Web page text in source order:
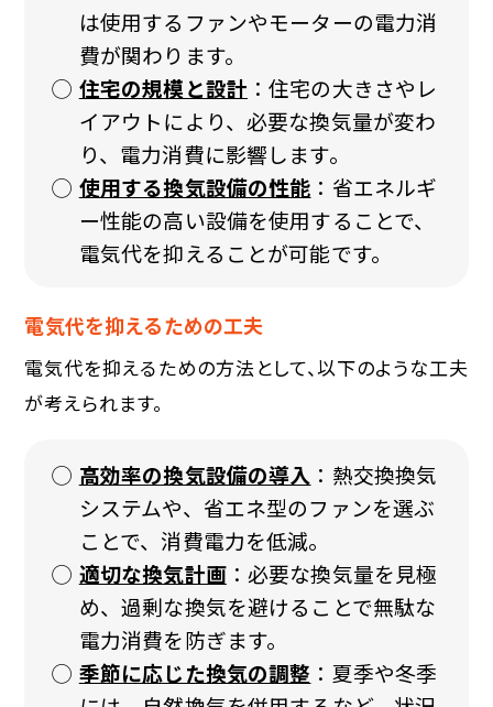
は使用するファンやモーターの電力消
費が関わります。
住宅の規模と設計 ：住宅の大きさやレ
イアウトにより、必要な換気量が変わ
り、電力消費に影響します。
使用する換気設備の性能 ：省エネルギ
ー性能の高い設備を使用することで、
電気代を抑えることが可能です。
電気代を抑えるための工夫
電気代を抑えるための方法として、以下のような工夫
が考えられます。
高効率の換気設備の導入 ：熱交換換気
システムや、省エネ型のファンを選ぶ
ことで、消費電力を低減。
適切な換気計画：必要な換気量を見極
め、過剰な換気を避けることで無駄な
電力消費を防ぎます。
季節に応じた換気の調整 ：夏季や冬季